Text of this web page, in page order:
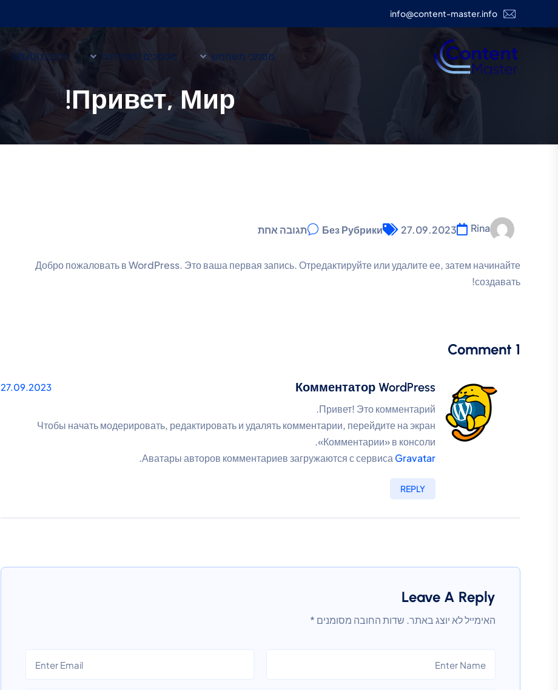
info@content-master.info
מסמכי משתמש מסמכים למפתחים כתיבת UX/UI
Привет, Мир!
Rina
27.09.2023
Без Рубрики תגובה אחת
Добро пожаловать в WordPress. Это ваша первая запись. Отредактируйте или удалите ее, затем начинайте
создавать!
1 Comment
Комментатор WordPress
27.09.2023
Привет! Это комментарий.
Чтобы начать модерировать, редактировать и удалять комментарии, перейдите на экран
«Комментарии» в консоли.
Аватары авторов комментариев загружаются с сервиса Gravatar
.
REPLY
Leave A Reply
האימייל לא יוצג באתר. שדות החובה מסומנים *